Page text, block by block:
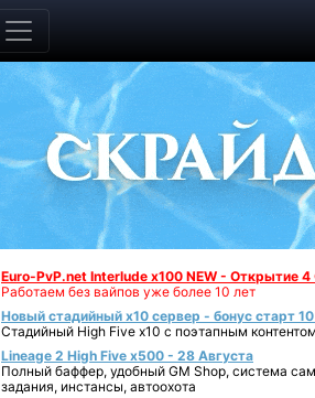
Euro-PvP.net Interlude х100 NEW - Открытие 4
Работаем без вайпов уже более 10 лет
Новый стадийный х10 сервер - бонус старт
Стадийный High Five x10 с поэтапным
Lineage 2 High Five x500 - 28 Августа
Полный баффер, удобный GM Shop, система
задания, инстансы, автоохота